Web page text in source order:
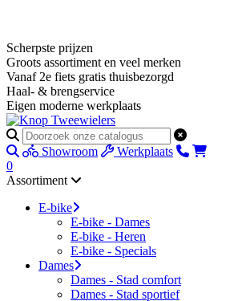
Scherpste prijzen
Groots assortiment en veel merken
Vanaf 2e fiets gratis thuisbezorgd
Haal- & brengservice
Eigen moderne werkplaats
Showroom
Werkplaats
0
Assortiment
E-bike
E-bike - Dames
E-bike - Heren
E-bike - Specials
Dames
Dames - Stad comfort
Dames - Stad sportief